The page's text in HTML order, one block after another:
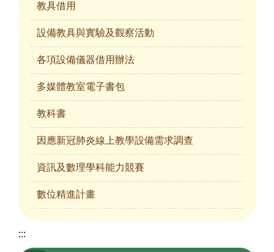
教具借用
設備教具與實驗及觀察活動
各項設備儀器借用辦法
多媒體教室電子書包
教科書
因應新冠肺炎線上教學設備需求調查
資訊及數理學科能力競賽
數位精進計畫
:::